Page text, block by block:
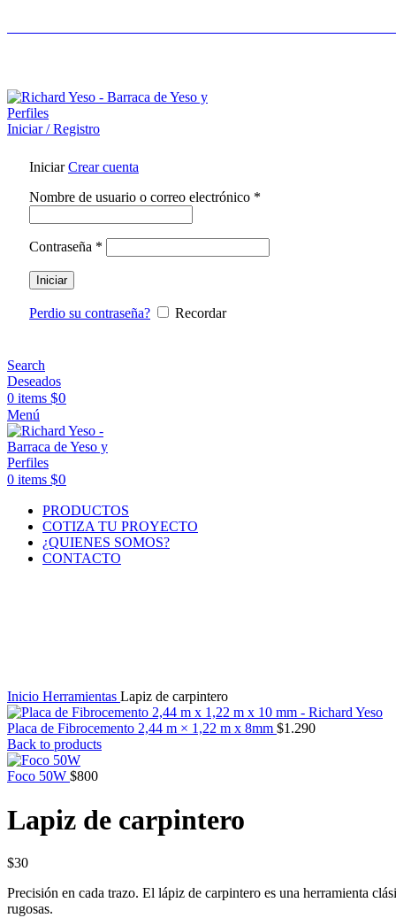
Iniciar / Registro
IniciarCrear cuenta
Nombre de usuario o correo electrónico *
Contraseña *
Iniciar
Perdio su contraseña? Recordar
Search
Deseados
0 items $0
Menú
0 items $0
PRODUCTOS
COTIZA TU PROYECTO
¿QUIENES SOMOS?
CONTACTO
Inicio Herramientas Lapiz de carpintero
Placa de Fibrocemento 2,44 m × 1,22 m x 8mm $1.290
Back to products
Foco 50W $800
Lapiz de carpintero
$30
Precisión en cada trazo. El lápiz de carpintero es una herramienta
rugosas.